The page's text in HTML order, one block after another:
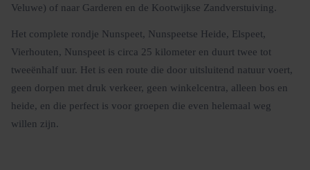
Veluwe) of naar Garderen en de Kootwijkse Zandverstuiving.
Het complete rondje Nunspeet, Nunspeetse Heide, Elspeet,
Vierhouten, Nunspeet is circa 25 kilometer en duurt twee tot
tweeënhalf uur. Het is een route die door uitsluitend natuur voert,
geen dorpen met druk verkeer, geen winkelcentra, alleen bos en
heide, en die perfect is voor groepen die even helemaal weg
willen zijn.